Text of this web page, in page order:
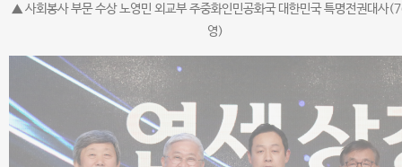
▲ 사회봉사 부문 수상 노영민 외교부 주중화인민공화국 대한민국 특명전권대사
영)